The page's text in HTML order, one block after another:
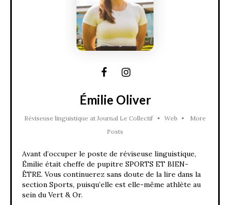
Émilie Oliver
Réviseuse linguistique at Journal Le Collectif • Web •
More
Posts
Avant d’occuper le poste de réviseuse linguistique,
Émilie était cheffe de pupitre SPORTS ET BIEN-
ÊTRE. Vous continuerez sans doute de la lire dans la
section Sports, puisqu’elle est elle-même athlète au
sein du Vert & Or.